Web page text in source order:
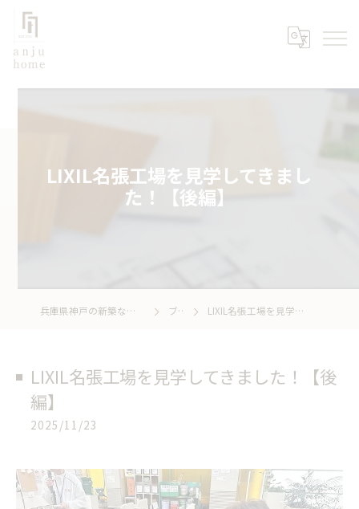
LIXIL名張工場を見学してきまし
た！【後編】
兵庫県神戸の新築なら株式会社あんじゅホーム ブログ LIXIL名張工場を見学してきました！【後編】
LIXIL名張工場を見学してきました！【後
編】
2025/11/23